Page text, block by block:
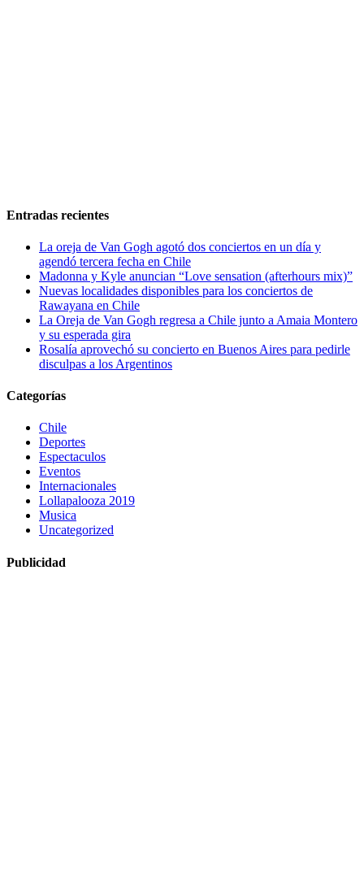
Entradas recientes
La oreja de Van Gogh agotó dos conciertos en un día y
agendó tercera fecha en Chile
Madonna y Kyle anuncian “Love sensation (afterhours mix)”
Nuevas localidades disponibles para los conciertos de
Rawayana en Chile
La Oreja de Van Gogh regresa a Chile junto a Amaia Montero
y su esperada gira
Rosalía aprovechó su concierto en Buenos Aires para pedirle
disculpas a los Argentinos
Categorías
Chile
Deportes
Espectaculos
Eventos
Internacionales
Lollapalooza 2019
Musica
Uncategorized
Publicidad